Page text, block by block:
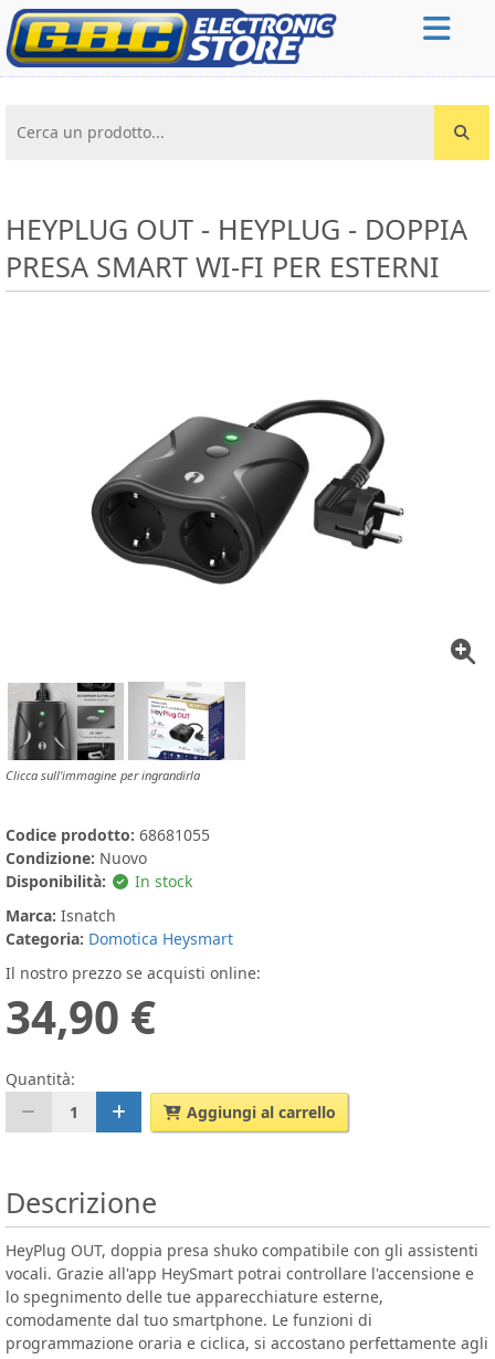
Cerca un prodotto...
HEYPLUG OUT - HEYPLUG - DOPPIA
PRESA SMART WI-FI PER ESTERNI
Clicca sull'immagine per ingrandirla
Codice prodotto: 68681055
Condizione: Nuovo
Disponibilità:
In stock
Marca: Isnatch
Categoria: Domotica Heysmart
Il nostro prezzo se acquisti online:
34,90 €
Quantità:
1
Aggiungi al carrello
Descrizione
HeyPlug OUT, doppia presa shuko compatibile con gli assistenti
vocali. Grazie all'app HeySmart potrai controllare l'accensione e
lo spegnimento delle tue apparecchiature esterne,
comodamente dal tuo smartphone. Le funzioni di
programmazione oraria e ciclica, si accostano perfettamente agli